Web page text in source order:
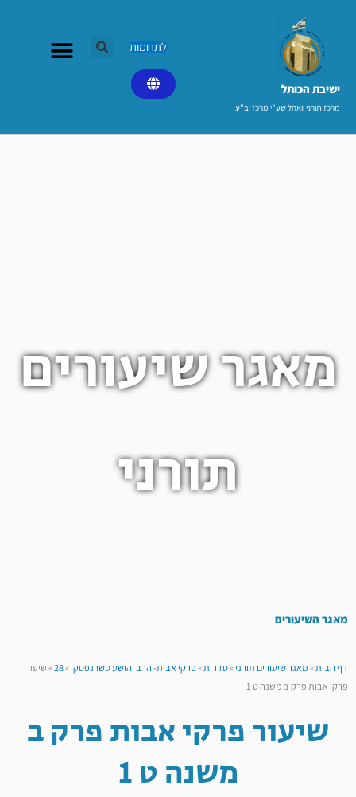
ישיבת הכותל​
מרכז תורני וואהל שע"י מרכז יב"ע
לתרומות
מאגר שיעורים
תורני
מאגר השיעורים
דף הבית»מאגר שיעורים תורני»סדרות»פרקי אבות- הרב יהושע טשרנפסקי»
28
»שיעור
פרקי אבות פרק ב משנה ט 1
שיעור פרקי אבות פרק ב
משנה ט 1